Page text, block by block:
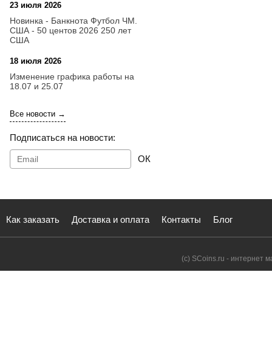
23 июля 2026
Новинка - Банкнота Футбол ЧМ.
США - 50 центов 2026 250 лет
США
18 июля 2026
Изменение графика работы на
18.07 и 25.07
Все новости →
Подписаться на новости:
ОК
Как заказать Доставка и оплата Контакты Блог
(с) SCoins.ru - интернет